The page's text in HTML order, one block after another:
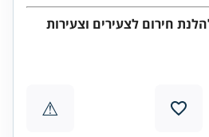
חירום לצעירים וצעירות
⚠